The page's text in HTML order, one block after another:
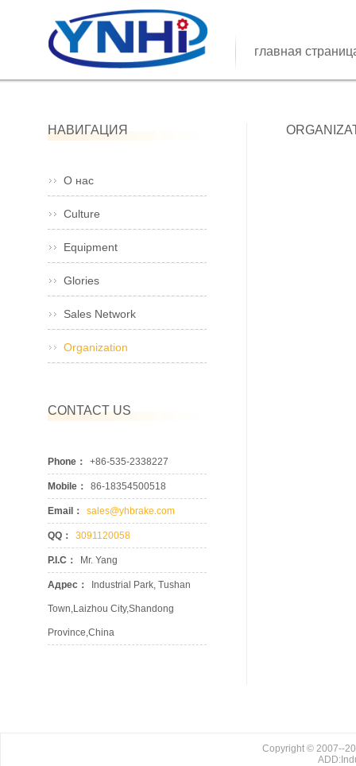
главная
НАВИГАЦИЯ
О нас
Culture
Equipment
Glories
Sales Network
Organization
CONTACT US
Phone： +86-535-2338227
Mobile： 86-18354500518
Email： sales@yhbrake.com
QQ： 3091120058
P.I.C： Mr. Yang
Адрес： Industrial Park, Tushan
Town,Laizhou City,Shandong
Province,China
Copyright © 2007--